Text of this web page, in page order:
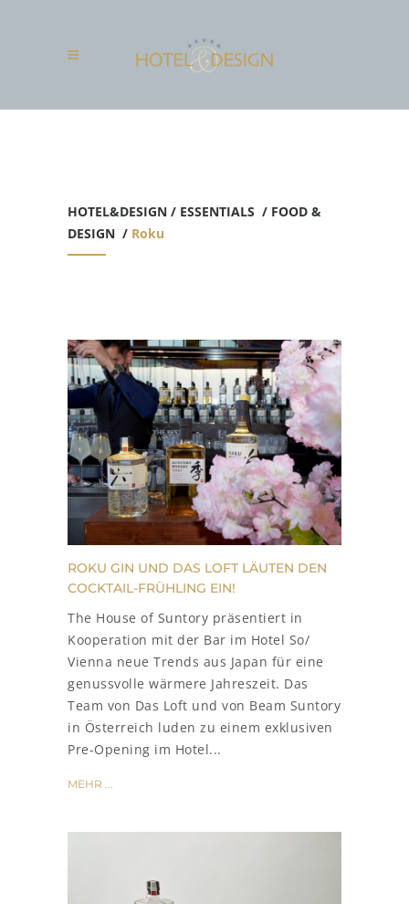
HOTEL&DESIGN / ESSENTIALS / FOOD &
DESIGN / Roku
ROKU GIN UND DAS LOFT LÄUTEN DEN
COCKTAIL-FRÜHLING EIN!
The House of Suntory präsentiert in
Kooperation mit der Bar im Hotel So/
Vienna neue Trends aus Japan für eine
genussvolle wärmere Jahreszeit. Das
Team von Das Loft und von Beam Suntory
in Österreich luden zu einem exklusiven
Pre-Opening im Hotel...
MEHR ...